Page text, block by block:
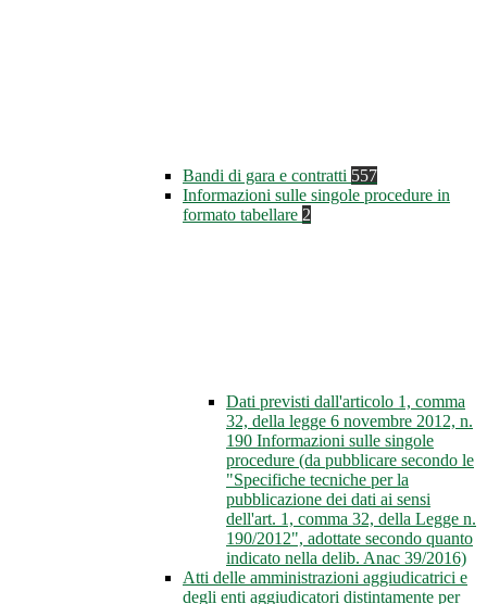
Bandi di gara e contratti 557
Informazioni sulle singole procedure in
formato tabellare 2
Dati previsti dall'articolo 1, comma
32, della legge 6 novembre 2012, n.
190 Informazioni sulle singole
procedure (da pubblicare secondo le
"Specifiche tecniche per la
pubblicazione dei dati ai sensi
dell'art. 1, comma 32, della Legge n.
190/2012", adottate secondo quanto
indicato nella delib. Anac 39/2016)
Atti delle amministrazioni aggiudicatrici e
degli enti aggiudicatori distintamente per